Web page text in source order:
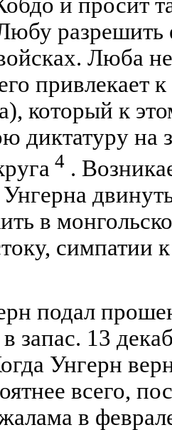
разрешить
Люба
который к
диктатуру на
4 .
Унгерна
в
симпатии
подал
запас. 13
Унгерн
всего,
в